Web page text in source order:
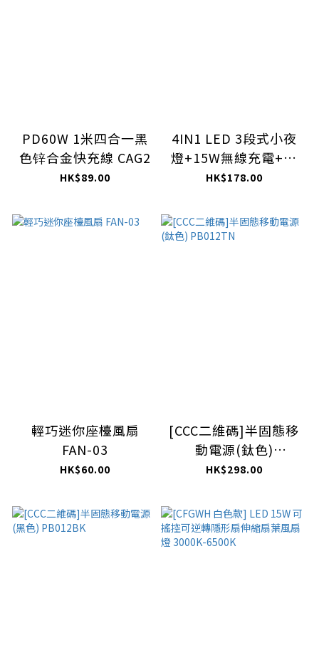
PD60W 1米四合一黑
色锌合金快充線 CAG2
HK$89.00
4IN1 LED 3段式小夜
燈+15W無線充電+雙
鬧鐘+12/24小時時間
HK$178.00
輕巧迷你座檯風扇
FAN-03
HK$60.00
[CCC二維碼]半固態移
動電源(鈦色)
PB012TN
HK$298.00